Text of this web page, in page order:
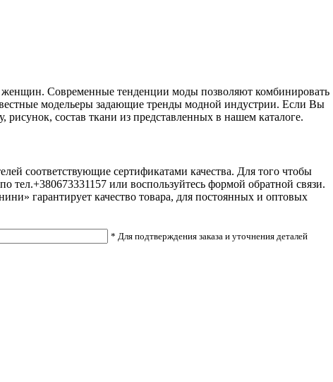
Современные тенденции моды позволяют комбинировать
модельеры задающие тренды модной индустрии. Если Вы
состав ткани из представленных в нашем каталоге.
соответствующие сертификатами качества. Для того чтобы
тел.+380673331157 или воспользуйтесь формой обратной связи.
гарантирует качество товара, для постоянных и оптовых
* Для подтверждения заказа и уточнения деталей